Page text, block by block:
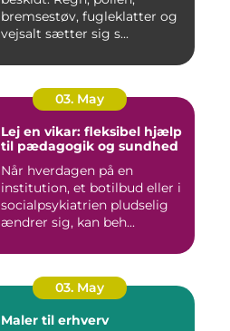
bremsestøv, fugleklatter og
vejsalt sætter sig s...
03. May
Lej en vikar: fleksibel hjælp
til pædagogik og sundhed
Når hverdagen på en
institution, et botilbud eller i
socialpsykiatrien pludselig
ændrer sig, kan beh...
03. May
Maler til erhverv